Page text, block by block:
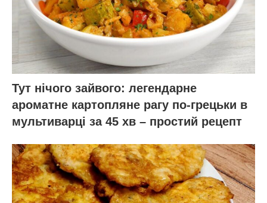
Тут нічого зайвого: легендарне
ароматне картопляне рагу по-грецьки в
мультиварці за 45 хв – простий рецепт